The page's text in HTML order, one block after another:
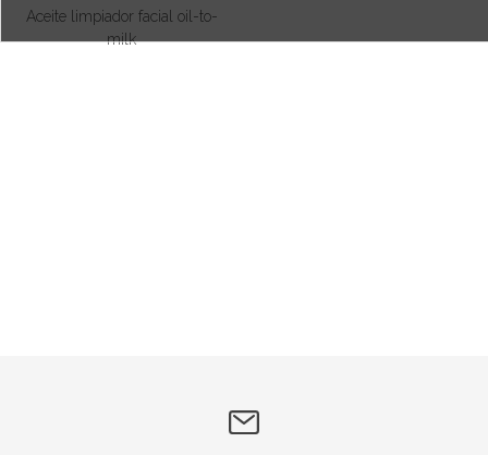
Aceite limpiador facial oil-to-
milk